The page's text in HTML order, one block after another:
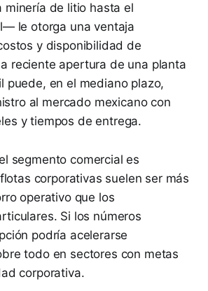
de litio hasta el
le otorga una ventaja
y disponibilidad de
reciente apertura de una planta
puede, en el mediano plazo,
al mercado mexicano con
y tiempos de entrega.
segmento comercial es
corporativas suelen ser más
operativo que los
Si los números
podría acelerarse
todo en sectores con metas
corporativa.